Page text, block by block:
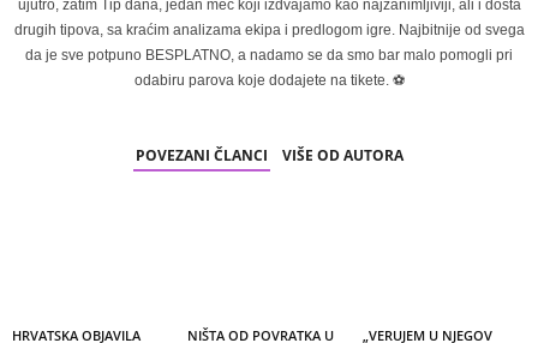
ujutro, zatim Tip dana, jedan meč koji izdvajamo kao najzanimljiviji, ali i dosta
drugih tipova, sa kraćim analizama ekipa i predlogom igre. Najbitnije od svega
da je sve potpuno BESPLATNO, a nadamo se da smo bar malo pomogli pri
odabiru parova koje dodajete na tikete. ⚽
POVEZANI ČLANCI VIŠE OD AUTORA
HRVATSKA OBJAVILA
NIŠTA OD POVRATKA U
„VERUJEM U NJEGOV